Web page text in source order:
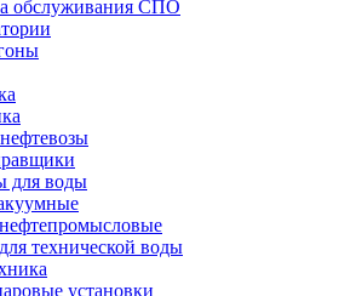
обслуживания СПО
для воды
технической воды
установки